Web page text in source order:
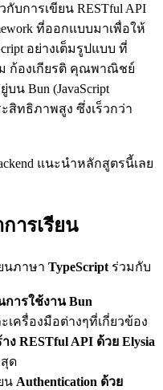
บการเขียน RESTful API
ที่ออกแบบมาเพื่อให้
อย่างเต็มรูปแบบ ที่
ก้องเกียรติ คุณพาณิชย์
น Bun (JavaScript
สิทธิภาพสูง ซึ่งเร็วกว่า
แนะนำหลักสูตรนี้เลย
ารเรียน
นภาษา TypeScript ร่วมกับ
ารใช้งาน Bun
เครื่องมือต่างๆที่เกี่ยวข้อง
ง RESTful API ด้วย Elysia
ด
น Authentication ด้วย